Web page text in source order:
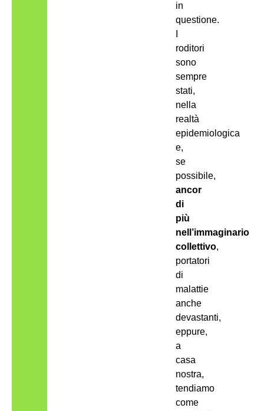
in
questione.
roditori
sono
sempre
stati,
nella
realtà
epidemiologica
e,
se
possibile,
ancor
di
più
nell’immaginario
collettivo,
portatori
di
malattie
anche
devastanti,
eppure,
a
casa
nostra,
tendiamo
come